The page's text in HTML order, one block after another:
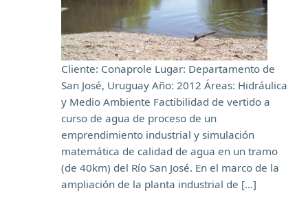
Cliente: Conaprole Lugar: Departamento de
San José, Uruguay Año: 2012 Áreas: Hidráulica
y Medio Ambiente Factibilidad de vertido a
curso de agua de proceso de un
emprendimiento industrial y simulación
matemática de calidad de agua en un tramo
(de 40km) del Río San José. En el marco de la
ampliación de la planta industrial de […]